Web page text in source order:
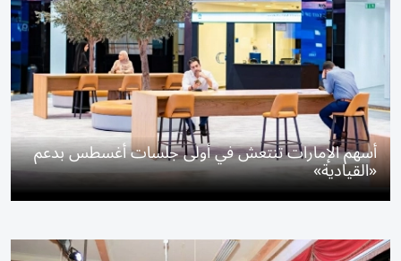
أسهم الإمارات تنتعش في أولى جلسات أغسطس بدعم
«القيادية»